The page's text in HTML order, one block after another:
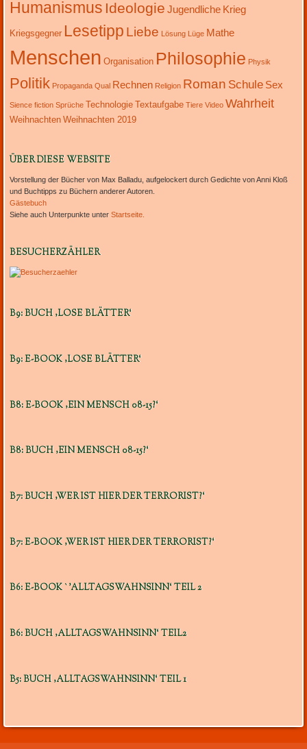
Humanismus Ideologie Jugendliche Krieg
Kriegsgegner Lesetipp Liebe Lösung Lüge Mathe
Menschen Organisation Philosophie Physik
Politik Propaganda Qual Rechnen Religion Roman Schule Sex
Sience fiction Sprüche Technologie Textaufgabe Tiere Video Wahrheit
Weihnachten Weihnachten 2019
ÜBER DIESE WEBSITE
Vorstellung der Bücher von Max Balladu, aufgelockert durch Gedichte von Anni Kloß
und Buchtipps zu Büchern anderer Autoren.
Gästebuch
Siehe auch Unterpunkte unter Startseite.
BESUCHERZÄHLER
B9: BUCH ‚LOSE BLÄTTER‘
B9: E-BOOK ‚LOSE BLÄTTER‘
B8: E-BOOK ‚EIN MENSCH 08-15?‘
B8: BUCH ‚EIN MENSCH 08-15?‘
B7: BUCH ‚WER IST HIER DER TERRORIST?‘
B7: E-BOOK ‚WER IST HIER DER TERRORIST?‘
B6: E-BOOK `’ALLTAGSWAHNSINN‘ TEIL 2
B6: BUCH ‚ALLTAGSWAHNSINN‘ TEIL2
B5: BUCH ‚ALLTAGSWAHNSINN‘ TEIL 1